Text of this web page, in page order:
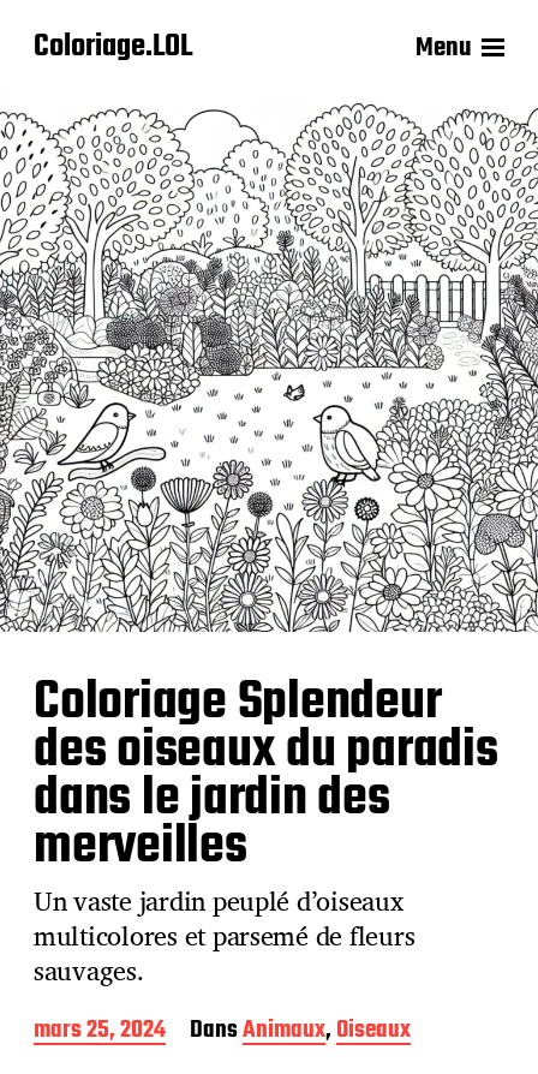
Coloriage.LOL Menu
Coloriage Splendeur
des oiseaux du paradis
dans le jardin des
merveilles
Un vaste jardin peuplé d’oiseaux
multicolores et parsemé de fleurs
sauvages.
D
a
mars 25, 2024 DansAnimaux,Oiseaux